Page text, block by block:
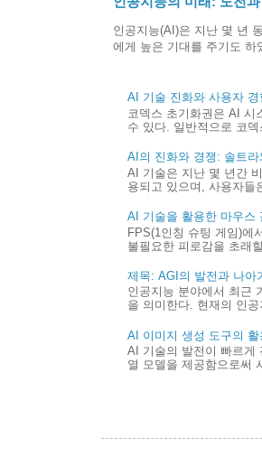
인공지능(AI)은 지난 몇 년
에게 높은 기대를 주기도
AI 기술 진화와 사용자
코덱스 초기화권은 AI 시
수 있다. 일반적으로 코
AI의 진화와 경쟁: 솔트
AI 기술은 지난 몇 년간
용되고 있으며, 사용자들
AI 기술을 활용한 마우스
FPS(1인칭 슈팅 게임)에
불필요한 피로감을 초래
제목: AGI의 발전과 나아
인공지능 분야에서 최근
을 의미한다. 현재의 인
AI 이미지 생성 도구의
AI 기술의 발전이 빠르게
열 모델을 제공함으로써